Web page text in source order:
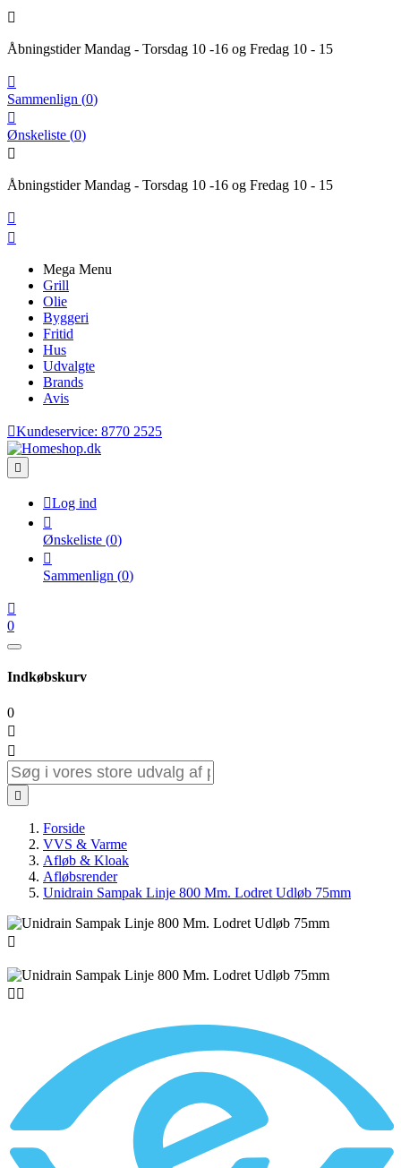

Åbningstider Mandag - Torsdag 10 -16 og Fredag 10 - 15

Sammenlign (0)

Ønskeliste (0)

Åbningstider Mandag - Torsdag 10 -16 og Fredag 10 - 15


Mega Menu
Grill
Olie
Byggeri
Fritid
Hus
Udvalgte
Brands
Avis
Kundeservice: 8770 2525

Log ind

Ønskeliste (0)

Sammenlign (0)

0
Indkøbskurv
0



Forside
VVS & Varme
Afløb & Kloak
Afløbsrender
Unidrain Sampak Linje 800 Mm. Lodret Udløb 75mm

 